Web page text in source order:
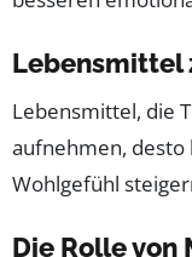
Lebensmittel
Lebensmittel, die
aufnehmen, desto
Wohlgefühl
Die Rolle